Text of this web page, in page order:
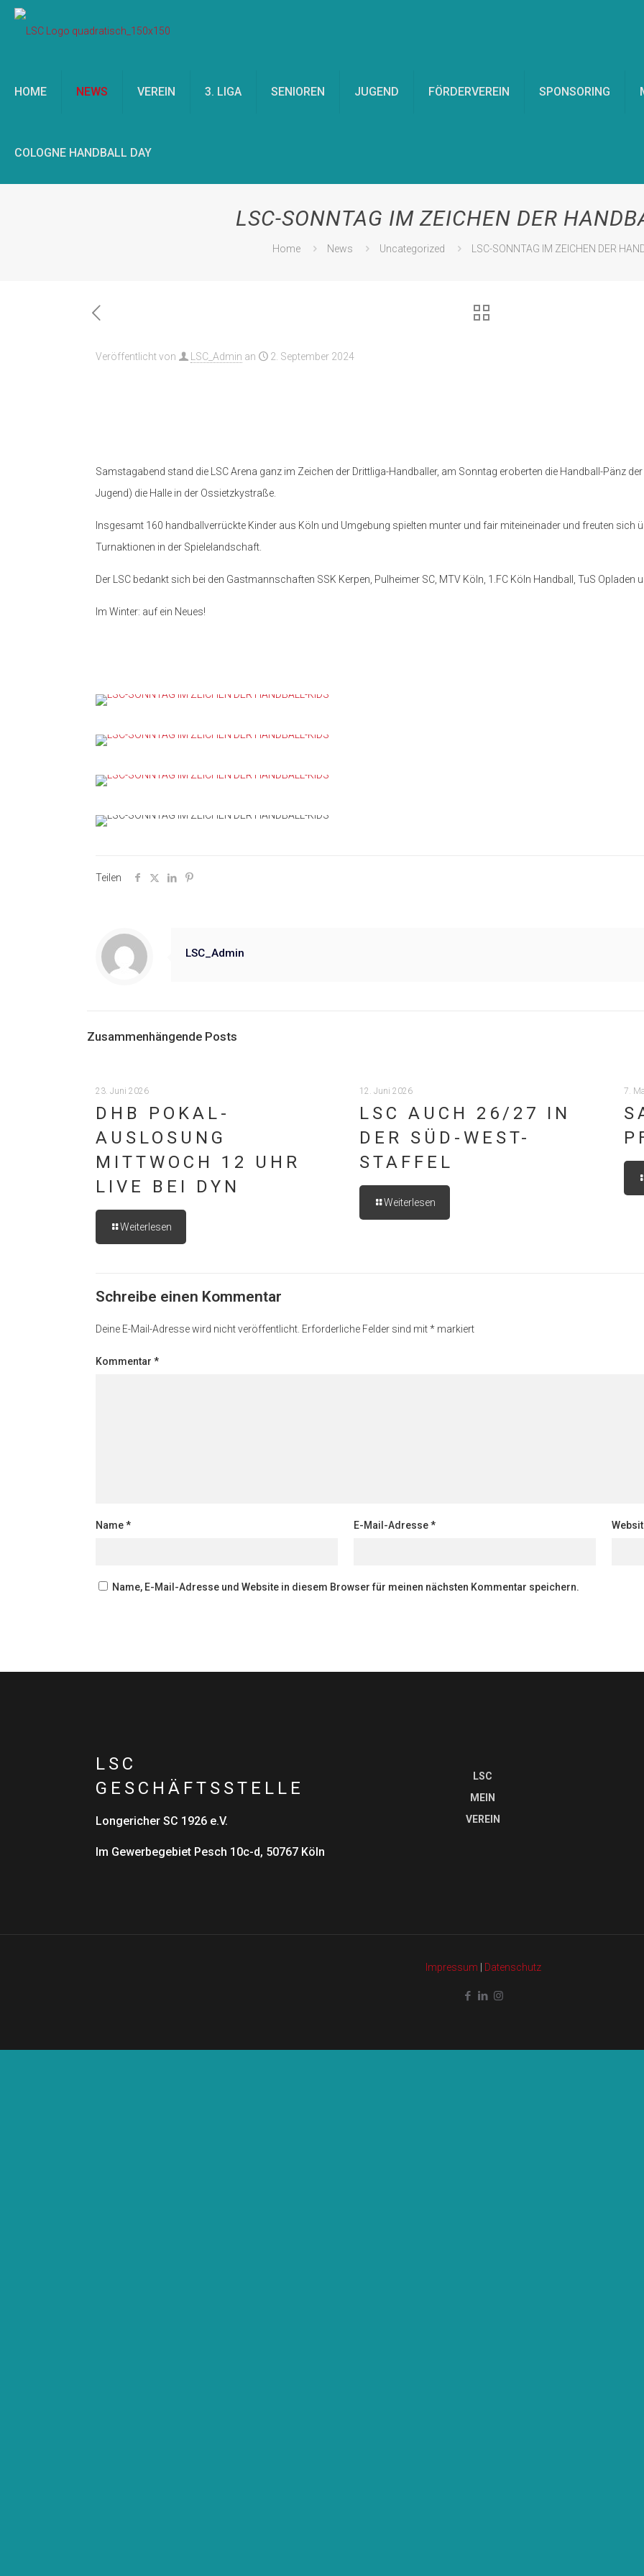
HOME NEWS VEREIN 3. LIGA SENIOREN JUGEND FÖRDERVEREIN SPONSORING
COLOGNE HANDBALL DAY
LSC-SONNTAG IM ZEICHEN DER
Home News Uncategorized LSC-SONNTAG IM ZEICHEN DER
Veröffentlicht von LSC_Admin an 2. September 2024
Samstagabend stand die LSC Arena ganz im Zeichen der Drittliga-Handballer, am Sonntag eroberten die Handball-Pänz
Jugend) die Halle in der Ossietzkystraße.
Insgesamt 160 handballverrückte Kinder aus Köln und Umgebung spielten munter und fair miteineinader und freuten sich
Turnaktionen in der Spielelandschaft.
Der LSC bedankt sich bei den Gastmannschaften SSK Kerpen, Pulheimer SC, MTV Köln, 1.FC Köln Handball, TuS
Im Winter: auf ein Neues!
Teilen
LSC_Admin
Zusammenhängende Posts
23. Juni 2026
DHB POKAL-
AUSLOSUNG
MITTWOCH 12 UHR
LIVE BEI DYN
Weiterlesen
12. Juni 2026
LSC AUCH 26/27 IN
DER SÜD-WEST-
STAFFEL
Weiterlesen
7.
Schreibe einen Kommentar
Deine E-Mail-Adresse wird nicht veröffentlicht. Erforderliche Felder sind mit* markiert
Kommentar *
Name* E-Mail-Adresse*
Name, E-Mail-Adresse und Website in diesem Browser für meinen nächsten Kommentar speichern.
LSC
GESCHÄFTSSTELLE
Longericher SC 1926 e.V.
Im Gewerbegebiet Pesch 10c-d, 50767 Köln
LSC
MEIN
VEREIN
Impressum Datenschutz